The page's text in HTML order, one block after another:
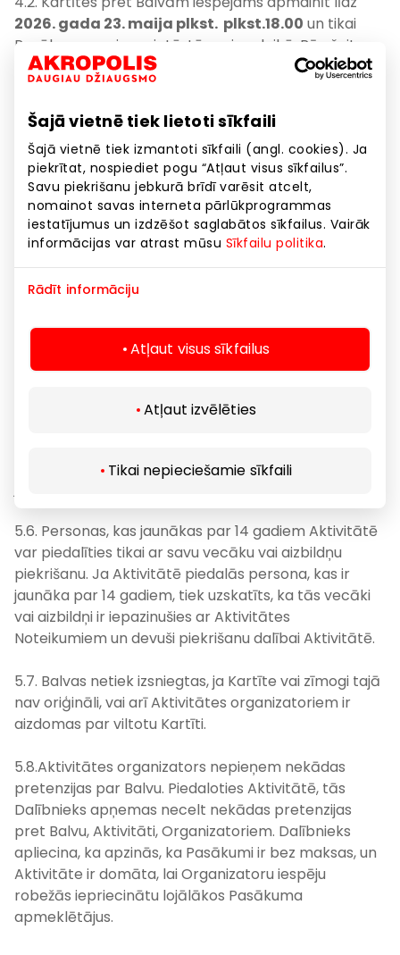
Šajā vietnē tiek lietoti sīkfaili
Šajā vietnē tiek izmantoti sīkfaili (angl. cookies). Ja
piekrītat, nospiediet pogu “Atļaut visus sīkfailus”.
Savu piekrišanu jebkurā brīdī varēsit atcelt,
nomainot savas interneta pārlūkprogrammas
iestatījumus un izdzēšot saglabātos sīkfailus. Vairāk
informācijas var atrast mūsu Sīkfailu politika.
Rādīt informāciju
Atļaut visus sīkfailus
Atļaut izvēlēties
Tikai nepieciešamie sīkfaili
2026. gada 23. maija plkst. plkst.18.00 un tikai
Pasākuma norises vietā, tā norises laikā. Pēc šeit
noteiktā termiņa Kartītes vairs netiek pieņemtas.
Papildu noteikumi
5.1. Viena persona var izmantot tikai vienu kartīti
Balvas saņemšanai.
5.2. Nozaudētas vai bojātas Kartītes netiek
atjaunotas.
5.3. Pasākumu Organizators patur tiesības mainīt
balvu fondu vai Aktivitātes Noteikumus. Aktuālie
Aktivitātes noteikumi pieejami Pasākuma norises
5.4. Kartītes ir anonimizētas, par Kartītes īpašnieku
5.5. Visas pretenzijas par Aktivitāti jāsūta rakstiski
Pretenzijas, kas iesniegtas pēc šī datuma, neizraisa
5.6. Personas, kas jaunākas par 14 gadiem Aktivitātē
var piedalīties tikai ar savu vecāku vai aizbildņu
piekrišanu. Ja Aktivitātē piedalās persona, kas ir
jaunāka par 14 gadiem, tiek uzskatīts, ka tās vecāki
vai aizbildņi ir iepazinušies ar Aktivitātes
Noteikumiem un devuši piekrišanu dalībai Aktivitātē.
5.7. Balvas netiek izsniegtas, ja Kartīte vai zīmogi tajā
nav oriģināli, vai arī Aktivitātes organizatoriem ir
aizdomas par viltotu Kartīti.
5.8.Aktivitātes organizators nepieņem nekādas
pretenzijas par Balvu. Piedaloties Aktivitātē, tās
Dalībnieks apņemas necelt nekādas pretenzijas
pret Balvu, Aktivitāti, Organizatoriem. Dalībnieks
apliecina, ka apzinās, ka Pasākumi ir bez maksas, un
Aktivitāte ir domāta, lai Organizatoru iespēju
robežās iepriecinātu lojālākos Pasākuma
apmeklētājus.